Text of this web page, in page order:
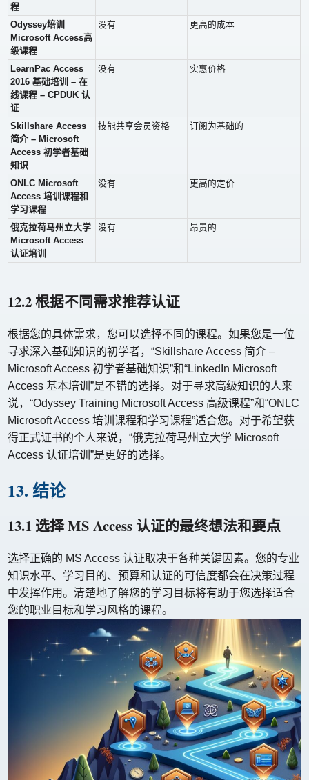
程
Odyssey培训
Microsoft Access高
级课程
没有 更高的成本
LearnPac Access
2016 基础培训 – 在
线课程 – CPDUK 认
证
没有 实惠价格
Skillshare Access
简介 – Microsoft
Access 初学者基础
知识
技能共享会员资格 订阅为基础的
ONLC Microsoft
Access 培训课程和
学习课程
没有 更高的定价
俄克拉荷马州立大学
Microsoft Access
认证培训
没有 昂贵的
12.2 根据不同需求推荐认证
根据您的具体需求，您可以选择不同的课程。如果您是一位
寻求深入基础知识的初学者，“Skillshare Access 简介 –
Microsoft Access 初学者基础知识”和“LinkedIn Microsoft
Access 基本培训”是不错的选择。对于寻求高级知识的人来
说，“Odyssey Training Microsoft Access 高级课程”和“ONLC
Microsoft Access 培训课程和学习课程”适合您。对于希望获
得正式证书的个人来说，“俄克拉荷马州立大学 Microsoft
Access 认证培训”是更好的选择。
13. 结论
13.1 选择 MS Access 认证的最终想法和要点
选择正确的 MS Access 认证取决于各种关键因素。您的专业
知识水平、学习目的、预算和认证的可信度都会在决策过程
中发挥作用。清楚地了解您的学习目标将有助于您选择适合
您的职业目标和学习风格的课程。